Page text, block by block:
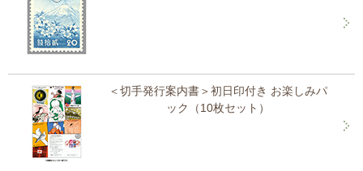
＜切手発行案内書＞初日印付き お楽しみパ
ック（10枚セット）